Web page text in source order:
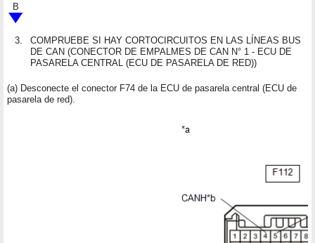
B
3.
COMPRUEBE SI HAY CORTOCIRCUITOS EN LAS LÍNEAS BUS
DE CAN (CONECTOR DE EMPALMES DE CAN N° 1 - ECU DE
PASARELA CENTRAL (ECU DE PASARELA DE RED))
(a) Desconecte el conector F74 de la ECU de pasarela central (ECU de
pasarela de red).